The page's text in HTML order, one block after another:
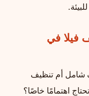
فيلا في
شامل أم تنظيف
اهتمامًا خاصًا؟